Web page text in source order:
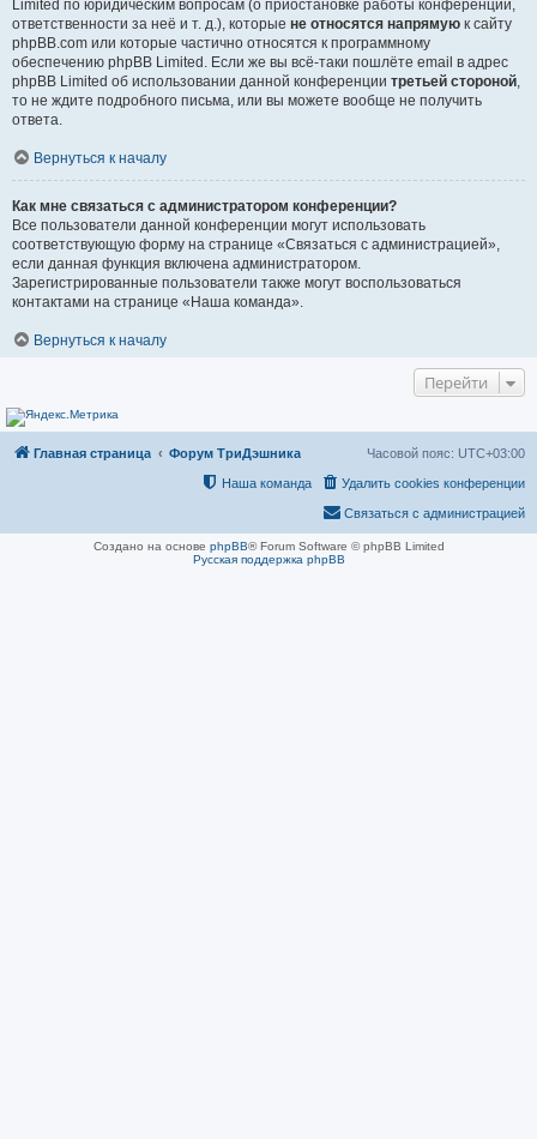
Limited по юридическим вопросам (о приостановке работы конференции,
ответственности за неё и т. д.), которые не относятся напрямую к сайту
phpBB.com или которые частично относятся к программному
обеспечению phpBB Limited. Если же вы всё-таки пошлёте email в адрес
phpBB Limited об использовании данной конференции третьей стороной,
то не ждите подробного письма, или вы можете вообще не получить
ответа.
Вернуться к началу
Как мне связаться с администратором конференции?
Все пользователи данной конференции могут использовать
соответствующую форму на странице «Связаться с администрацией»,
если данная функция включена администратором.
Зарегистрированные пользователи также могут воспользоваться
контактами на странице «Наша команда».
Вернуться к началу
Перейти
Главная страница Форум ТриДэшника Часовой пояс: UTC+03:00
Удалить cookies конференции
Наша команда
Связаться с администрацией
Создано на основе phpBB® Forum Software © phpBB Limited
Русская поддержка phpBB